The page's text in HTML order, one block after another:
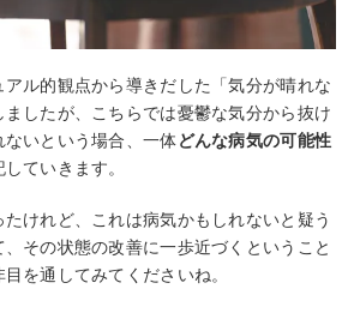
ル的観点から導きだした「気分が晴れな
したが、こちらでは憂鬱な気分から抜け
いという場合、一体どんな病気の可能性
していきます。
けれど、これは病気かもしれないと疑う
その状態の改善に一歩近づくということ
を通してみてくださいね。